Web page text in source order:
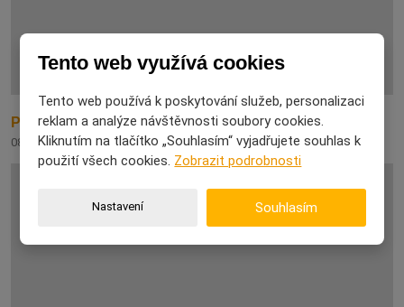
Proč na některé dárky nikdy nezapomeneme
08. 08. 2026
Tento web využívá cookies
Tento web používá k poskytování služeb, personalizaci
reklam a analýze návštěvnosti soubory cookies.
Kliknutím na tlačítko „Souhlasím“ vyjadřujete souhlas k
použití všech cookies. Zobrazit podrobnosti
Nastavení Souhlasím